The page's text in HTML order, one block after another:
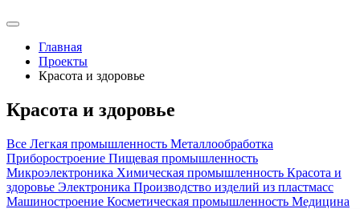
Главная
Проекты
Красота и здоровье
Красота и здоровье
Все Легкая промышленность Металлообработка
Приборостроение Пищевая промышленность
Микроэлектроника Химическая промышленность Красота и
здоровье Электроника Производство изделий из пластмасс
Машиностроение Косметическая промышленность Медицина